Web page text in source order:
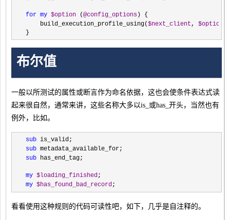
for my $option (@config_options ) {
    build_execution_profile_using(
$next_client, $option
}
布尔值
一般以所测试的属性或断言作为命名依据，这也会使条件表达式读
起来很自然，通常来讲，这些名称大多以is_或has_开头，当然也有
例外，比如。
sub is_valid;
sub metadata_available_for;
sub has_end_tag;
my $loading_finished;
my $has_found_bad_record;
看看使用这种规则的代码可读性吧，如下，几乎是自注释的。